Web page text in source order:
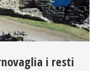
i resti